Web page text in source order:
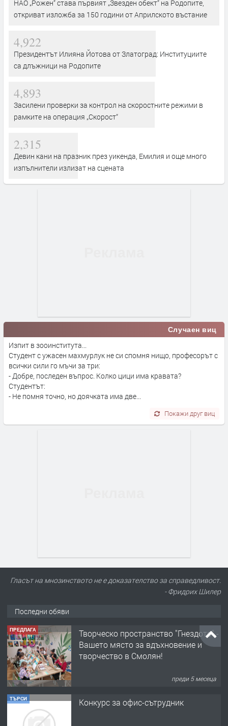
НАО „Рожен“ става първият „Звезден обект“ на Родопите,
откриват изложба за 150 години от Априлското въстание
4,922
Президентът Илияна Йотова от Златоград: Институциите
са длъжници на Родопите
4,893
Засилени проверки за контрол на скоростните режими в
рамките на операция „Скорост“
2,315
Девин кани на празник през уикенда, Емилия и още много
изпълнители излизат на сцената
Случаен виц
Изпит в зооинститута...
Студент с ужасен махмурлук не си спомня нищо, професорът с
всички сили го мъчи за три:
- Добре, последен въпрос. Колко цици има кравата?
Студентът:
- Не помня точно, но доячката има две...
Покажи друг виц
Гласът на мнозинството не е доказателство за справедливост.
- Фридрих Шилер
Последни обяви
ПРЕДЛАГА
Творческо пространство "Гнездото" -
Вашето място за вдъхновение и
творчество в Смолян!
преди 5 месеца
ТЪРСИ Конкурс за офис-сътрудник